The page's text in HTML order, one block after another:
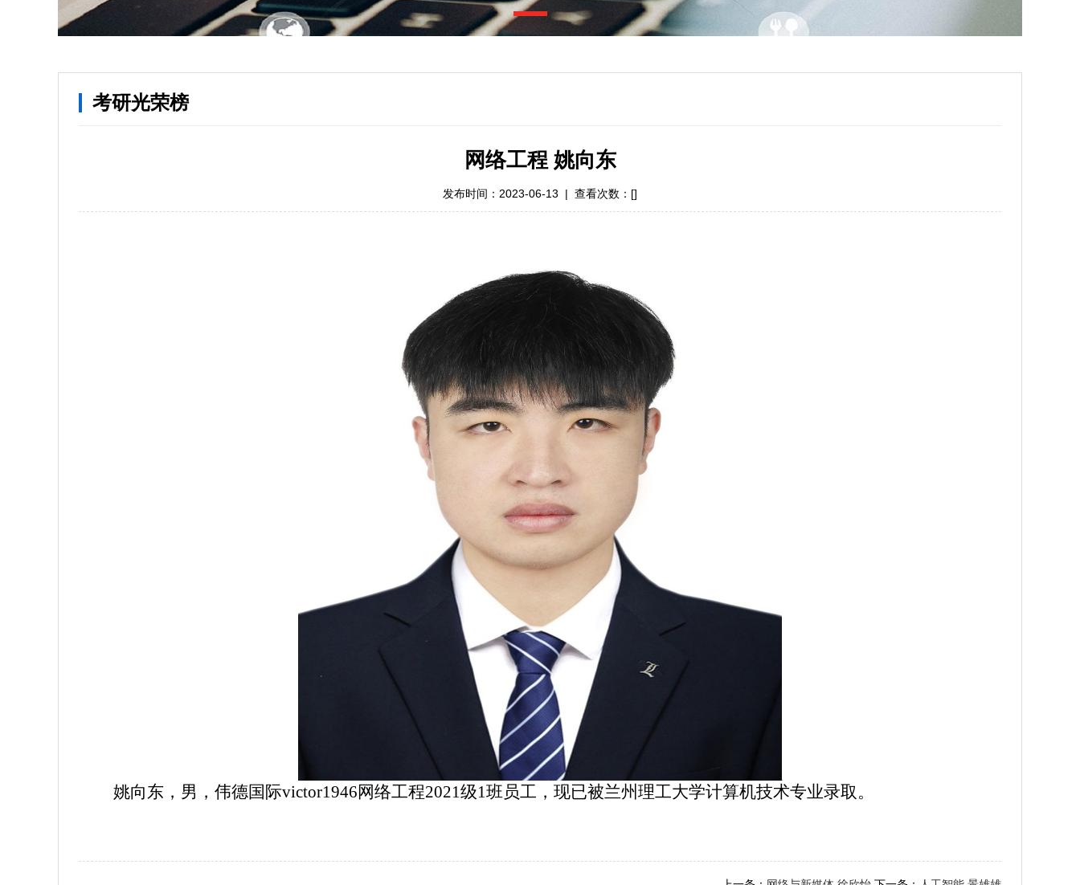
考研光荣榜
网络工程 姚向东
发布时间：2023-06-13 | 查看次数：[]
姚向东，男，伟德国际victor1946网络工程2021级1班员工，现已被兰州理工大学计算机技术专业录取。